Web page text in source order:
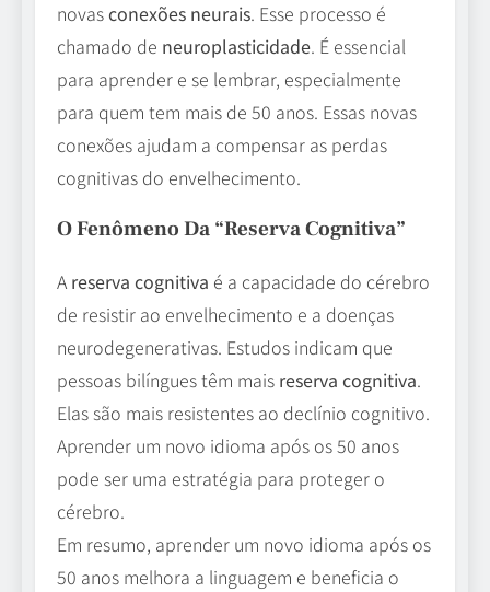
novasconexões neurais. Esse processo é
chamado de neuroplasticidade. É essencial
para aprender e se lembrar, especialmente
para quem tem mais de 50 anos. Essas novas
conexões ajudam a compensar as perdas
cognitivas do envelhecimento.
O Fenômeno Da “reserva Cognitiva”
A reserva cognitiva é a capacidade do cérebro
de resistir ao envelhecimento e a doenças
neurodegenerativas. Estudos indicam que
pessoas bilíngues têm mais reserva cognitiva.
Elas são mais resistentes ao declínio cognitivo.
Aprender um novo idioma após os 50 anos
pode ser uma estratégia para proteger o
cérebro.
Em resumo, aprender um novo idioma após os
50 anos melhora a linguagem e beneficia o